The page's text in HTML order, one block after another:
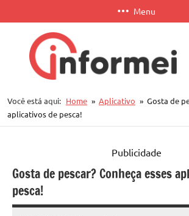
para
conteúdo
Menu
Você está aqui: Home Aplicativo
Gosta de
aplicativos de pesca!
Publicidade
Gosta de pescar? Conheça esses
pesca!